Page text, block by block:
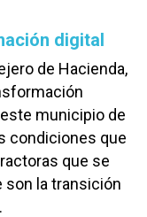
digital
de Hacienda,
municipio de
condiciones que
que se
son la transición